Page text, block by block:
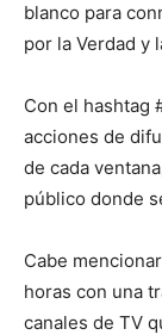
blanco para
por la Verdad y
Con el hashtag
acciones de
de cada
público donde
Cabe
horas con una
canales de TV